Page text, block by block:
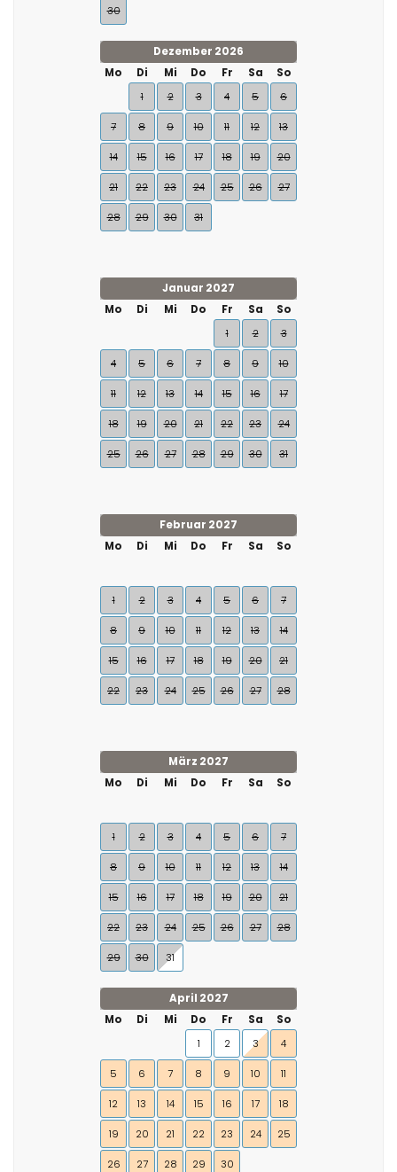
30
Dezember 2026
Mo
Di Mi Do Fr Sa
So
1
2 3 4 5 6
7 8 9 10 11 12 13
14 15 16 17 18 19 20
21 22 23 24 25 26 27
28 29 30 31
Januar 2027
Mo
Di Mi Do Fr Sa
So
1
2 3
4 5 6 7 8 9 10
11 12 13 14 15 16 17
18 19 20 21 22 23 24
25 26 27 28 29 30 31
Februar 2027
Mo
Di Mi Do Fr Sa So
1 2 3 4 5 6 7
8 9 10 11 12 13 14
15 16 17 18 19 20 21
22 23 24 25 26 27 28
März 2027
Mo
Di Mi Do Fr Sa So
1 2 3 4 5 6 7
8 9 10 11 12 13 14
15 16 17 18 19 20 21
22 23 24 25 26 27 28
29 30 31
April 2027
Mo
Di Mi Do Fr Sa
So
1
2 3 4
5 6 7 8 9 10 11
12 13 14 15 16 17 18
19 20 21 22 23 24 25
26 27 28 29 30